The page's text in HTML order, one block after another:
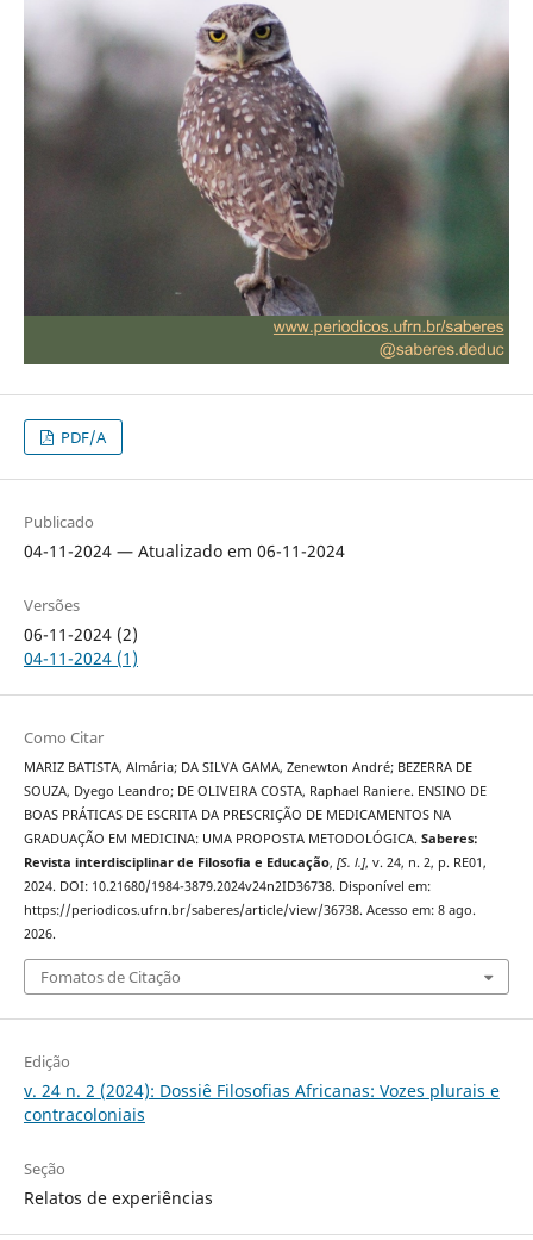
PDF/A
Publicado
04-11-2024 — Atualizado em 06-11-2024
Versões
06-11-2024 (2)
04-11-2024 (1)
Como Citar
MARIZ BATISTA, Almária; DA SILVA GAMA, Zenewton André; BEZERRA DE
SOUZA, Dyego Leandro; DE OLIVEIRA COSTA, Raphael Raniere. ENSINO DE
BOAS PRÁTICAS DE ESCRITA DA PRESCRIÇÃO DE MEDICAMENTOS NA
GRADUAÇÃO EM MEDICINA: UMA PROPOSTA METODOLÓGICA. Saberes:
Revista interdisciplinar de Filosofia e Educação, [S. l.], v. 24, n. 2, p. RE01,
2024. DOI: 10.21680/1984-3879.2024v24n2ID36738. Disponível em:
https://periodicos.ufrn.br/saberes/article/view/36738. Acesso em: 8 ago.
2026.
Fomatos de Citação
Edição
v. 24 n. 2 (2024): Dossiê Filosofias Africanas: Vozes plurais e
contracoloniais
Seção
Relatos de experiências